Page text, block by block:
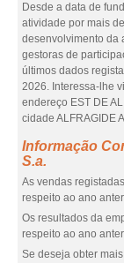
Desde a data de
atividade por mais
desenvolvimento da
gestoras de
últimos dados
2026. Interessa-lhe
endereço EST DE
cidade ALFRAGIDE
Informação
S.a.
As vendas
respeito ao ano
Os resultados da
respeito ao ano
Se deseja obter